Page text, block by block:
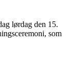
lørdag den 15.
som